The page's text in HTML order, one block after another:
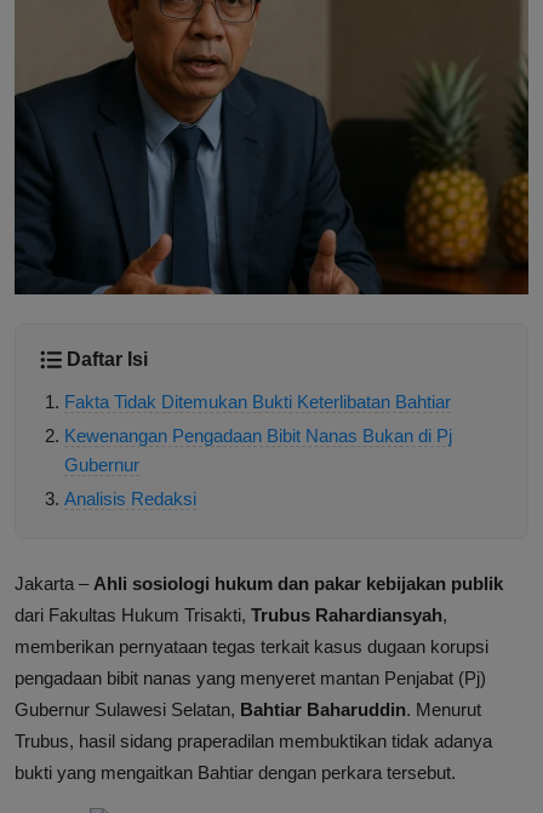
Daftar Isi
Fakta Tidak Ditemukan Bukti Keterlibatan Bahtiar
Kewenangan Pengadaan Bibit Nanas Bukan di Pj
Gubernur
Analisis Redaksi
Jakarta – Ahli sosiologi hukum dan pakar kebijakan publik
dari Fakultas Hukum Trisakti, Trubus Rahardiansyah,
memberikan pernyataan tegas terkait kasus dugaan korupsi
pengadaan bibit nanas yang menyeret mantan Penjabat (Pj)
Gubernur Sulawesi Selatan, Bahtiar Baharuddin. Menurut
Trubus, hasil sidang praperadilan membuktikan tidak adanya
bukti yang mengaitkan Bahtiar dengan perkara tersebut.